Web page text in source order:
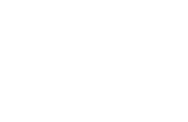
região